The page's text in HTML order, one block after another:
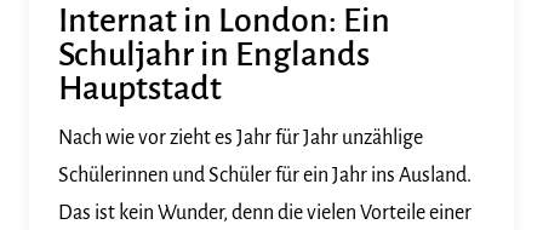
Internat in London: Ein
Schuljahr in Englands
Hauptstadt
Nach wie vor zieht es Jahr für Jahr unzählige
Schülerinnen und Schüler für ein Jahr ins Ausland.
Das ist kein Wunder, denn die vielen Vorteile einer